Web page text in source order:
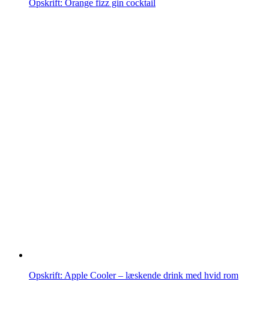
Opskrift: Orange fizz gin cocktail
Opskrift: Apple Cooler – læskende drink med hvid rom